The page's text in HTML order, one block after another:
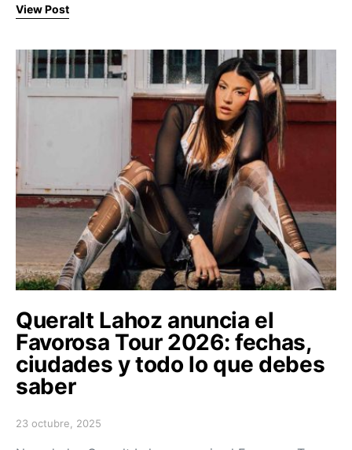
View Post
Queralt Lahoz anuncia el
Favorosa Tour 2026: fechas,
ciudades y todo lo que debes
saber
Posted on
23 octubre, 2025